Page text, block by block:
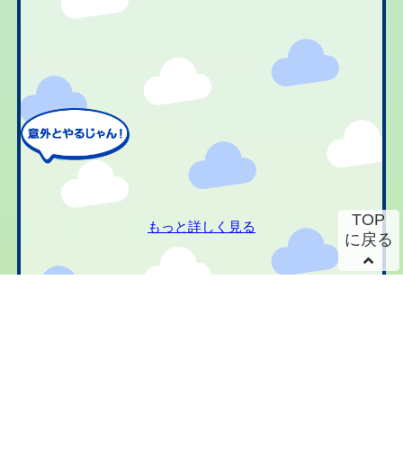
もっと詳しく見る
TOP
に戻る